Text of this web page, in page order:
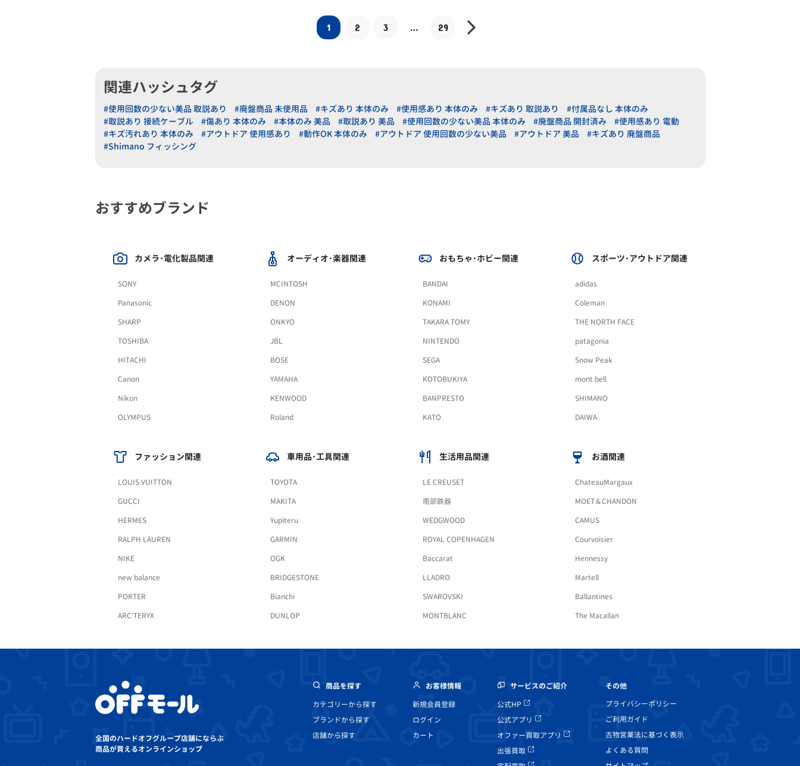
1 2 3 … 29
関連ハッシュタグ
#使用回数の少ない美品 取説あり #廃盤商品 未使用品 #キズあり 本体のみ #使用感あり 本体のみ #キズあり 取説あり
#付属品なし 本体のみ
#取説あり 接続ケーブル
#傷あり 本体のみ #本体のみ 美品 #取説あり 美品 #使用回数の少ない美品 本体のみ #廃盤商品 開封済み
#使用感あり 電動
#キズ汚れあり 本体のみ
#アウトドア 使用感あり #動作OK 本体のみ #アウトドア 使用回数の少ない美品 #アウトドア 美品
#キズあり 廃盤商品
#Shimano フィッシング
おすすめブランド
カメラ･電化製品関連
SONY
Panasonic
SHARP
TOSHIBA
HITACHI
Canon
Nikon
OLYMPUS
オーディオ･楽器関連
MCINTOSH
DENON
ONKYO
JBL
BOSE
YAMAHA
KENWOOD
Roland
おもちゃ･ホビー関連
BANDAI
KONAMI
TAKARA TOMY
NINTENDO
SEGA
KOTOBUKIYA
BANPRESTO
KATO
スポーツ･アウトドア関連
adidas
Coleman
THE NORTH FACE
patagonia
Snow Peak
mont bell
SHIMANO
DAIWA
ファッション関連
LOUIS VUITTON
GUCCI
HERMES
RALPH LAUREN
NIKE
new balance
PORTER
ARC'TERYX
車用品･工具関連
TOYOTA
MAKITA
Yupiteru
GARMIN
OGK
BRIDGESTONE
Bianchi
DUNLOP
生活用品関連
LE CREUSET
南部鉄器
WEDGWOOD
ROYAL COPENHAGEN
Baccarat
LLADRO
SWAROVSKI
MONTBLANC
お酒関連
ChateauMargaux
MOET＆CHANDON
CAMUS
Courvoisier
Hennessy
Martell
Ballantines
The Macallan
全国のハードオフグループ店舗にならぶ
商品が買えるオンラインショップ
商品を探す
カテゴリーから探す
ブランドから探す
店舗から探す
お客様情報
新規会員登録
ログイン
カート
サービスのご紹介
公式HP
公式アプリ
オファー買取アプリ
出張買取
その他
プライバシーポリシー
ご利用ガイド
古物営業法に基づく表示
よくある質問